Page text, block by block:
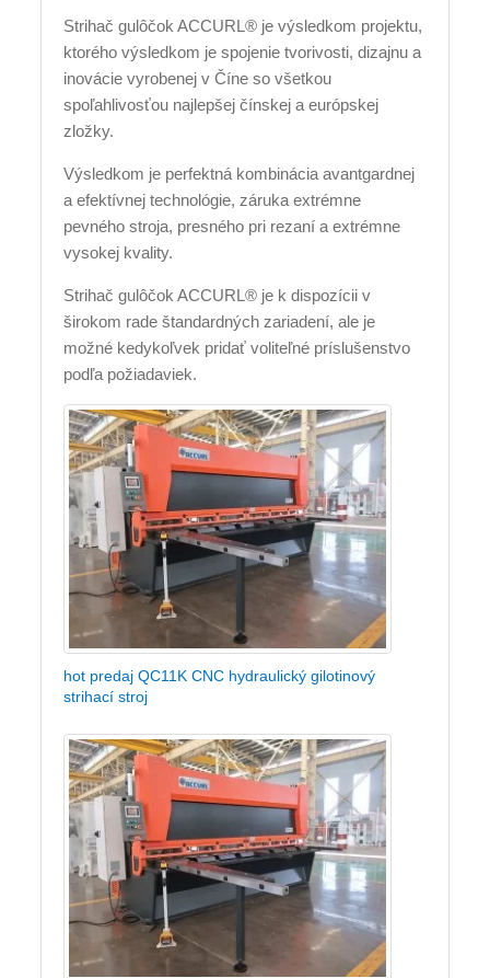
Strihač gulôčok ACCURL® je výsledkom projektu,
ktorého výsledkom je spojenie tvorivosti, dizajnu a
inovácie vyrobenej v Číne so všetkou
spoľahlivosťou najlepšej čínskej a európskej
zložky.
Výsledkom je perfektná kombinácia avantgardnej
a efektívnej technológie, záruka extrémne
pevného stroja, presného pri rezaní a extrémne
vysokej kvality.
Strihač gulôčok ACCURL® je k dispozícii v
širokom rade štandardných zariadení, ale je
možné kedykoľvek pridať voliteľné príslušenstvo
podľa požiadaviek.
hot predaj QC11K CNC hydraulický gilotinový
strihací stroj